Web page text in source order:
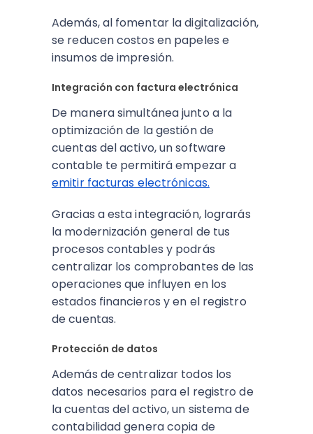
Además, al fomentar la digitalización,
se reducen costos en papeles e
insumos de impresión.
Integración con factura electrónica
De manera simultánea junto a la
optimización de la gestión de
cuentas del activo, un software
contable te permitirá empezar a
emitir facturas electrónicas.
Gracias a esta integración, lograrás
la modernización general de tus
procesos contables y podrás
centralizar los comprobantes de las
operaciones que influyen en los
estados financieros y en el registro
de cuentas.
Protección de datos
Además de centralizar todos los
datos necesarios para el registro de
la cuentas del activo, un sistema de
contabilidad genera copia de